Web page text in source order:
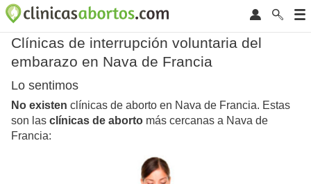
Clínicas de interrupción voluntaria del
embarazo en Nava de Francia
Lo sentimos
No existen clínicas de aborto en Nava de Francia. Estas
son las clínicas de aborto más cercanas a Nava de
Francia: